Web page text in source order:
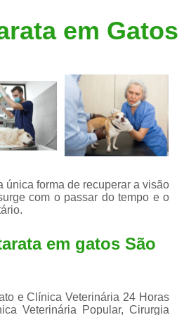
Clínica Veterinária Santo André
Consulta de
Consulta Médica
Médica Veterinária para
Consulta para
para Animais Silvestres São
Consulta para Silvestres
Exame de Endoscopia Veterinária
Exame de Raio X para Animais
em
única forma de recuperar a visão
com o passar do tempo e o
em gatos São
e Clínica Veterinária 24 Horas
Veterinária Popular, Cirurgia